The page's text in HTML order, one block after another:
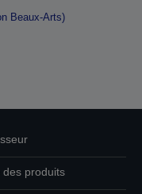
Beaux-Arts)
produits